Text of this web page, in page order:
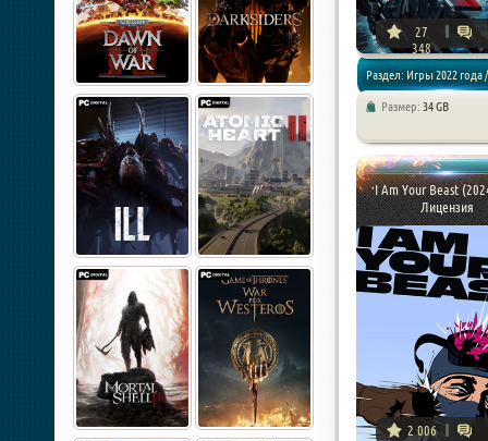
27
348
Раздел: Игры 2022 года /
Размер: 34 GB
I Am Your Beast
Лицензия
2 006